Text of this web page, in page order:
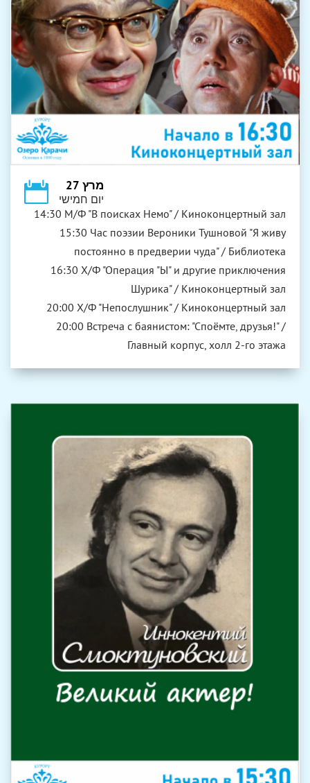
מרץ 27
יום חמישי
14:30 М/Ф "В поисках Немо" / Киноконцертный зал
15:30 Час поэзии Вероники Тушновой "Я живу
постоянно в предверии чуда" / Библиотека
16:30 Х/Ф "Операция "Ы" и другие приключения
Шурика" / Киноконцертный зал
20:00 Х/Ф "Непослушник" / Киноконцертный зал
20:00 Встреча с баянистом: "Споёмте, друзья!" /
Главный корпус, холл 2-го этажа